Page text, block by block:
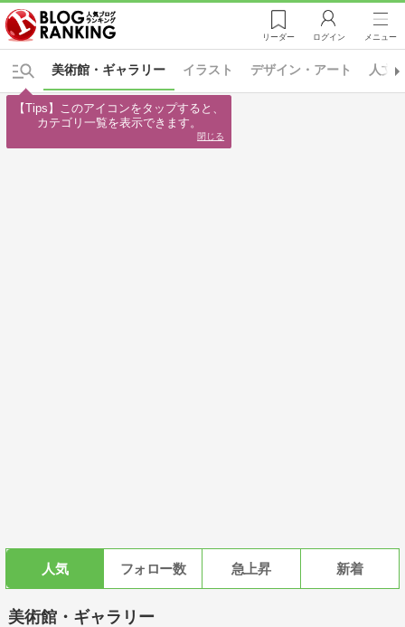
リーダー ログイン メニュー
イラスト デザイン・アート 人文
美術館・ギャラリー
人気 フォロー数 急上昇 新着
美術館・ギャラリー
【Tips】このアイコンをタップすると、
カテゴリ一覧を表示できます。
閉じる